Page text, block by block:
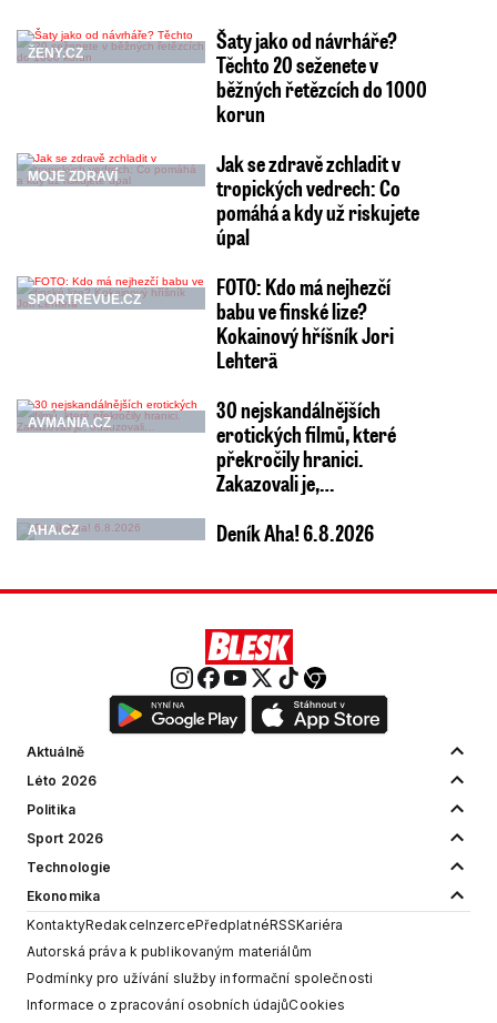
ŽENY.CZ
Šaty jako od návrháře?
Těchto 20 seženete v
běžných řetězcích do 1000
korun
MOJE ZDRAVÍ
Jak se zdravě zchladit v
tropických vedrech: Co
pomáhá a kdy už riskujete
úpal
SPORTREVUE.CZ
FOTO: Kdo má nejhezčí
babu ve finské lize?
Kokainový hříšník Jori
Lehterä
AVMANIA.CZ
30 nejskandálnějších
erotických filmů, které
překročily hranici.
Zakazovali je,…
AHA.CZ Deník Aha! 6.8.2026
Aktuálně
Léto 2026
Politika
Sport 2026
Technologie
Ekonomika
KontaktyRedakceInzercePředplatnéRSSKariéra
Autorská práva k publikovaným materiálům
Podmínky pro užívání služby informační společnosti
Informace o zpracování osobních údajůCookies